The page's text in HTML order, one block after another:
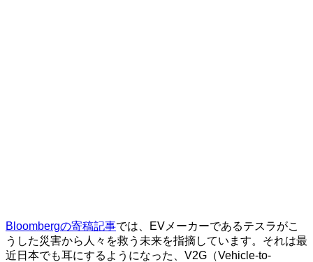
Bloombergの寄稿記事では、EVメーカーであるテスラがこ
うした災害から人々を救う未来を指摘しています。それは最
近日本でも耳にするようになった、V2G（Vehicle-to-